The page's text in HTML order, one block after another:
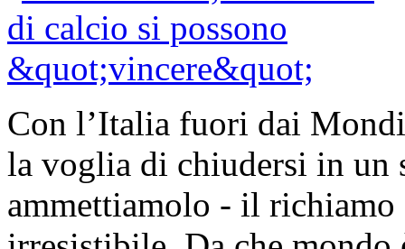
Con l’Italia fuori dai
la voglia di chiudersi in un
ammettiamolo - il richiamo